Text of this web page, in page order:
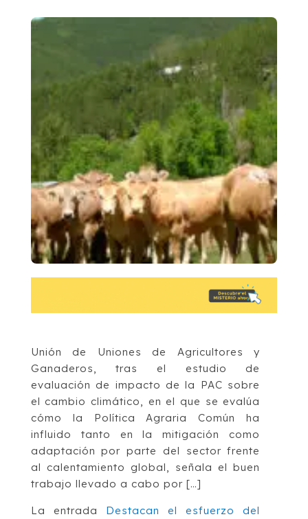
Unión de Uniones de Agricultores y
Ganaderos, tras el estudio de
evaluación de impacto de la PAC sobre
el cambio climático, en el que se evalúa
cómo la Política Agraria Común ha
influido tanto en la mitigación como
adaptación por parte del sector frente
al calentamiento global, señala el buen
trabajo llevado a cabo por […]
La entrada Destacan el esfuerzo del